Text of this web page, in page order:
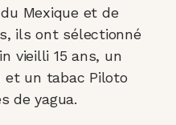
Mexique et de
ils ont sélectionné
vieilli 15 ans, un
et un tabac Piloto
de yagua.